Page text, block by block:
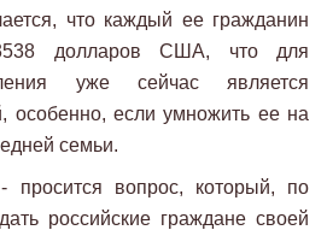
что каждый ее гражданин
долларов США, что для
уже сейчас является
особенно, если умножить ее на
семьи.
просится вопрос, который, по
российские граждане своей